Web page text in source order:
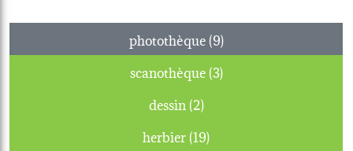
photothèque (9)
scanothèque (3)
dessin (2)
herbier (19)